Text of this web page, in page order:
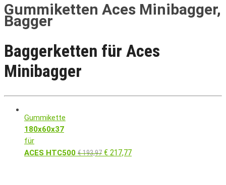
Gummiketten Aces Minibagger,
Bagger
Baggerketten für Aces
Minibagger
Gummikette
180x60x37
für
ACES HTC500 €193,97 € 217,77